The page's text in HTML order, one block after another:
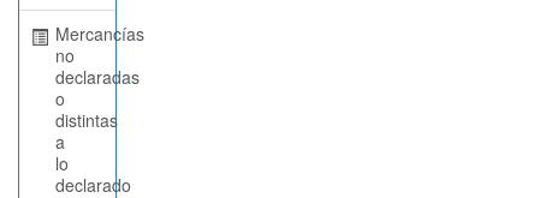
Mercancías
no
declaradas
o
distintas
a
lo
declarado